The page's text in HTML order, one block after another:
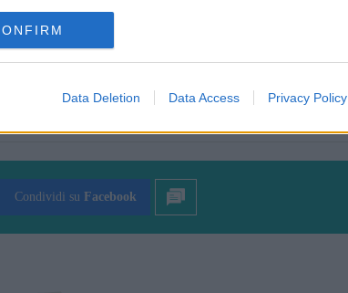
Data Deletion Data Access Privacy Policy
ORIENTATIVO E NON SOSTITUISCE IN
CURANTE O DELLO SPECIALISTA DI
Ti è stato utile?
Condividi su Facebook